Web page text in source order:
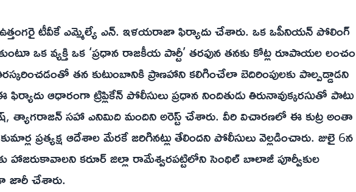
టీవీకే ఎమ్మెల్యే ఎన్. ఇళయరాజా ఫిర్యాదు చేశారు. ఒక ఒపీనియన్ పోలింగ్
ఒక వ్యక్తి ఒక ‘ప్రధాన రాజకీయ పార్టీ’ తరఫున తనకు కోట్ల రూపాయల లంచం
తన కుటుంబానికి ప్రాణహాని కలిగించేలా బెదిరింపులకు పాల్పడ్డాడని
ఆధారంగా ట్రిప్లికేన్ పోలీసులు ప్రధాన నిందితుడు తిరునావుక్కరసుతో పాటు
త్యాగరాజన్‌ సహా ఎనిమిది మందిని అరెస్ట్ చేశారు. వీరి విచారణలో ఈ కుట్ర అంతా
ప్రత్యక్ష ఆదేశాల మేరకే జరిగినట్లు తేలిందని పోలీసులు వెల్లడించారు. జులై 6న
కరూర్ జిల్లా రామేశ్వరపట్టిలోని సెంథిల్ బాలాజీ పూర్వీకుల
జారీ చేశారు.